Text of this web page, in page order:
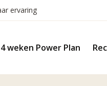
ervaring
4 weken Power Plan